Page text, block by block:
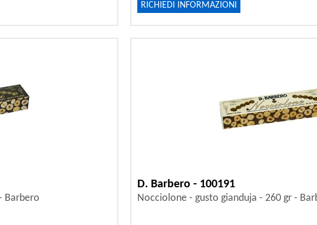
RICHIEDI INFORMAZIONI
Barbero
D. Barbero - 100191
Nocciolone - gusto gianduja - 260 gr -